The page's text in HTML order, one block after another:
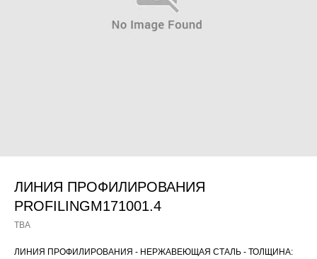
ЛИНИЯ ПРОФИЛИРОВАНИЯ
PROFILINGM171001.4
TBA
ЛИНИЯ ПРОФИЛИРОВАНИЯ - НЕРЖАВЕЮЩАЯ СТАЛЬ - ТОЛЩИНА: